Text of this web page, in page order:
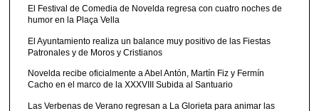
El Festival de Comedia de Novelda regresa con cuatro noches de
humor en la Plaça Vella
El Ayuntamiento realiza un balance muy positivo de las Fiestas
Patronales y de Moros y Cristianos
Novelda recibe oficialmente a Abel Antón, Martín Fiz y Fermín
Cacho en el marco de la XXXVIII Subida al Santuario
Las Verbenas de Verano regresan a La Glorieta para animar las